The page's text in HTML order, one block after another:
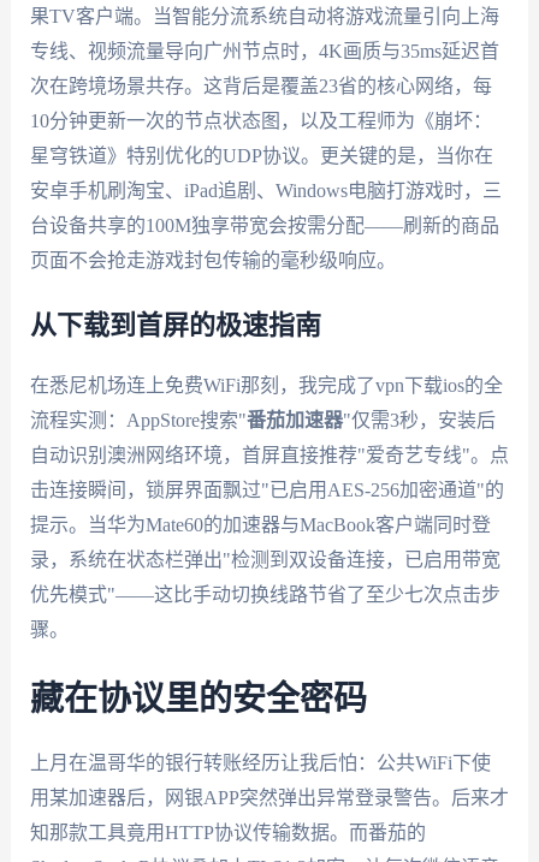
果TV客户端。当智能分流系统自动将游戏流量引向上海
专线、视频流量导向广州节点时，4K画质与35ms延迟首
次在跨境场景共存。这背后是覆盖23省的核心网络，每
10分钟更新一次的节点状态图，以及工程师为《崩坏：
星穹铁道》特别优化的UDP协议。更关键的是，当你在
安卓手机刷淘宝、iPad追剧、Windows电脑打游戏时，三
台设备共享的100M独享带宽会按需分配——刷新的商品
页面不会抢走游戏封包传输的毫秒级响应。
从下载到首屏的极速指南
在悉尼机场连上免费WiFi那刻，我完成了vpn下载ios的全
流程实测：AppStore搜索"番茄加速器"仅需3秒，安装后
自动识别澳洲网络环境，首屏直接推荐"爱奇艺专线"。点
击连接瞬间，锁屏界面飘过"已启用AES-256加密通道"的
提示。当华为Mate60的加速器与MacBook客户端同时登
录，系统在状态栏弹出"检测到双设备连接，已启用带宽
优先模式"——这比手动切换线路节省了至少七次点击步
骤。
藏在协议里的安全密码
上月在温哥华的银行转账经历让我后怕：公共WiFi下使
用某加速器后，网银APP突然弹出异常登录警告。后来才
知那款工具竟用HTTP协议传输数据。而番茄的